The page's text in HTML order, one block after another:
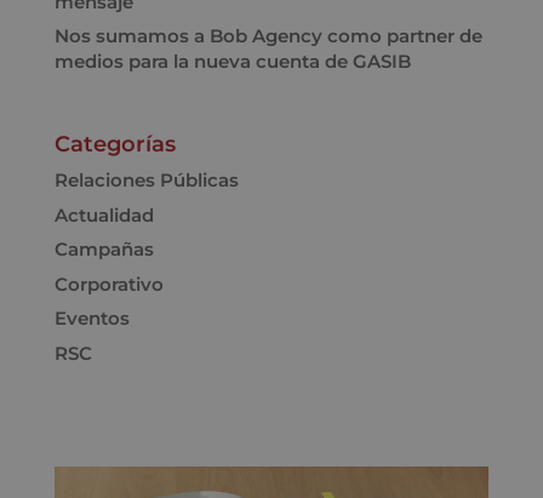
Nos sumamos a Bob Agency como partner de
medios para la nueva cuenta de GASIB
Categorías
Relaciones Públicas
Actualidad
Campañas
Corporativo
Eventos
RSC